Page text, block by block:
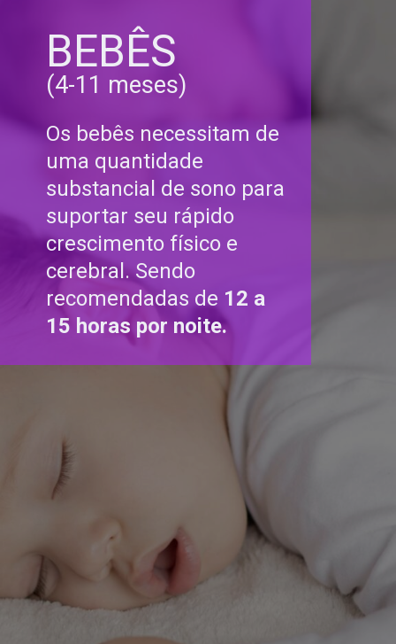
BEBÊS
(4-11 meses)
Os bebês necessitam de
uma quantidade
substancial de sono para
suportar seu rápido
crescimento físico e
cerebral. Sendo
recomendadas de 12 a
15 horas por noite.